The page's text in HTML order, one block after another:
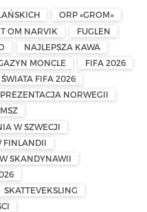
ORP «GROM»
OM NARVIK
FUGLEN
NAJLEPSZA KAWA
MONCLE
FIFA 2026
FIFA 2026
NORWEGII
W SZWECJI
FINLANDII
SKANDYNAWII
SKATTEVEKSLING